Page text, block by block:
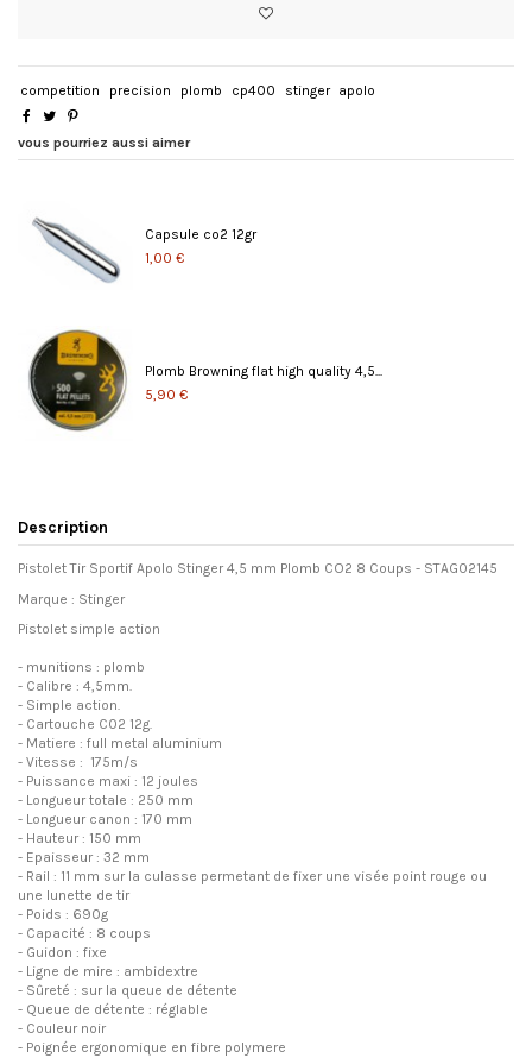
competition precision plomb cp400 stinger apolo
vous pourriez aussi aimer
Capsule co2 12gr
1,00 €
Plomb Browning flat high quality 4,5...
5,90 €
Description
Pistolet Tir Sportif Apolo Stinger 4,5 mm Plomb CO2 8 Coups - STAG02145
Marque : Stinger
Pistolet simple action
- munitions : plomb
- Calibre : 4,5mm.
- Simple action.
- Cartouche C02 12g.
- Matiere : full metal aluminium
- Vitesse : 175m/s
- Puissance maxi : 12 joules
- Longueur totale : 250 mm
- Longueur canon : 170 mm
- Hauteur : 150 mm
- Epaisseur : 32 mm
- Rail : 11 mm sur la culasse permetant de fixer une visée point rouge ou
une lunette de tir
- Poids : 690g
- Capacité : 8 coups
- Guidon : fixe
- Ligne de mire : ambidextre
- Sûreté : sur la queue de détente
- Queue de détente : réglable
- Couleur noir
- Poignée ergonomique en fibre polymere